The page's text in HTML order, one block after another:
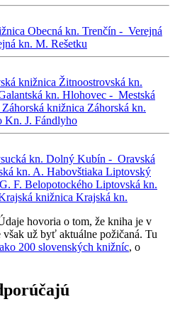
Obecná kn. Trenčín - Verejná
kn. M. Rešetku
knižnica Žitnoostrovská kn.
kn. Hlohovec - Mestská
Záhorská knižnica Záhorská kn.
Kn. J. Fándlyho
kn. Dolný Kubín - Oravská
kn. A. Habovštiaka Liptovský
F. Belopotockého Liptovská kn.
knižnica Krajská kn.
hovoria o tom, že kniha je v
už byť aktuálne požičaná. Tu
200 slovenských knižníc, o